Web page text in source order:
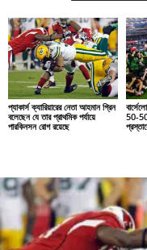
প্যাকার্স ক্যারিয়ারের নেতা আহমান গ্রিন
বলেছেন যে তার প্রাথমিক পর্যায়ে
পারকিনসন রোগ রয়েছে
50-